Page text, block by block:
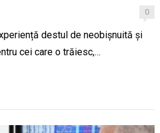
0
destul de neobișnuită și
cei care o trăiesc,…